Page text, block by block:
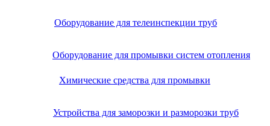
Оборудование для телеинспекции труб
Оборудование для промывки систем отопления
Химические средства для промывки
Устройства для заморозки и разморозки труб